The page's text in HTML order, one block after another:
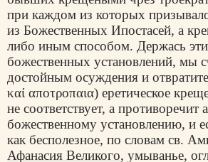
при каждом из которых
из Божественных Ипостасей, а
либо иным способом. Держась
божественных установлений, мы
достойным осуждения и
καί αποτροπαια) еретическое
не соответствует, а противоречит
божественному установлению, и
как бесполезное, по словам св.
Афанасия Великого, умыванье,